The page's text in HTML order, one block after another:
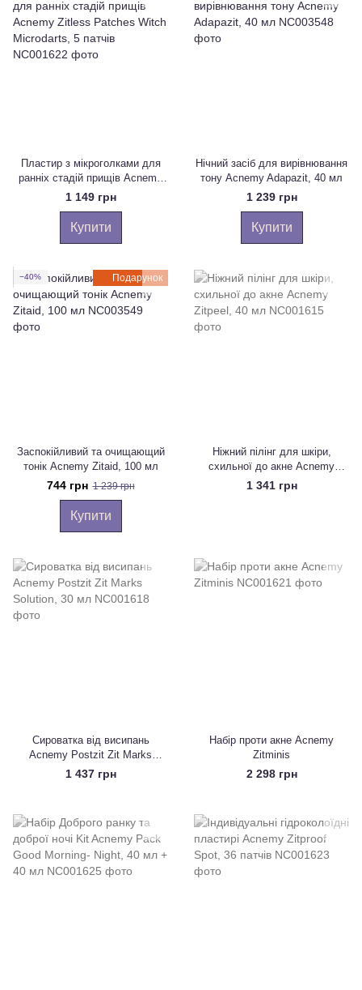
Пластир з мікроголками для
ранніх стадій прищів Acnemy
Zitless Patches Witch
Microdarts, 5 патчів
1 149 грн
Купити
Нічний засіб для вирівнювання
тону Acnemy Adapazit, 40 мл
1 239 грн
Купити
Подарунок
−40%
Заспокійливий та очищающий
тонік Acnemy Zitaid, 100 мл
744 грн 1 239 грн
Купити
Ніжний пілінг для шкіри,
схильної до акне Acnemy
Zitpeel, 40 мл
1 341 грн
Сироватка від висипань
Acnemy Postzit Zit Marks
Solution, 30 мл
1 437 грн
Набір проти акне Acnemy
Zitminis
2 298 грн